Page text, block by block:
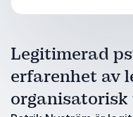
Legitimerad
erfarenhet av